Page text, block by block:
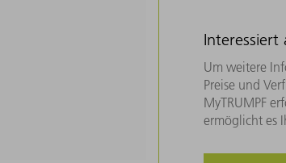
Interessiert
Um weitere
Preise und
MyTRUMPF
ermöglicht es